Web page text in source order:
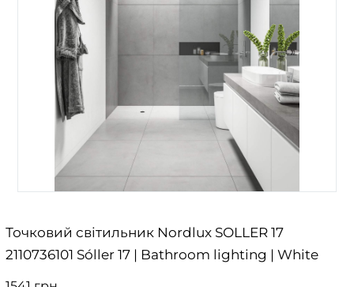
Точковий світильник Nordlux SOLLER 17
2110736101 Sóller 17 | Bathroom lighting | White